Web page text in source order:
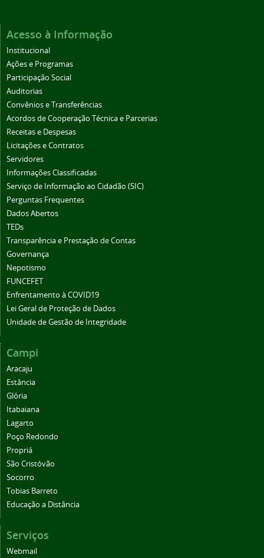
Acesso à Informação
Institucional
Ações e Programas
Participação Social
Auditorias
Convênios e Transferências
Acordos de Cooperação Técnica e Parcerias
Receitas e Despesas
Licitações e Contratos
Servidores
Informações Classificadas
Serviço de Informação ao Cidadão (SIC)
Perguntas Frequentes
Dados Abertos
TEDs
Transparência e Prestação de Contas
Governança
Nepotismo
FUNCEFET
Enfrentamento à COVID19
Lei Geral de Proteção de Dados
Unidade de Gestão de Integridade
Campi
Aracaju
Estância
Glória
Itabaiana
Lagarto
Poço Redondo
Propriá
São Cristóvão
Socorro
Tobias Barreto
Educação a Distância
Serviços
Webmail